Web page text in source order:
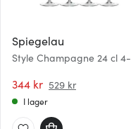
Spiegelau
Style Champagne 24 cl 4-
344 kr 529 kr
I lager